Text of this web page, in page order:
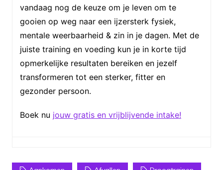
vandaag nog de keuze om je leven om te
gooien op weg naar een ijzersterk fysiek,
mentale weerbaarheid & zin in je dagen. Met de
juiste training en voeding kun je in korte tijd
opmerkelijke resultaten bereiken en jezelf
transformeren tot een sterker, fitter en
gezonder persoon.
Boek nu jouw gratis en vrijblijvende intake!